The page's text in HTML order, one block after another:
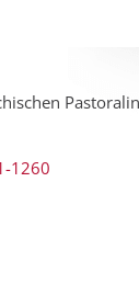
1260